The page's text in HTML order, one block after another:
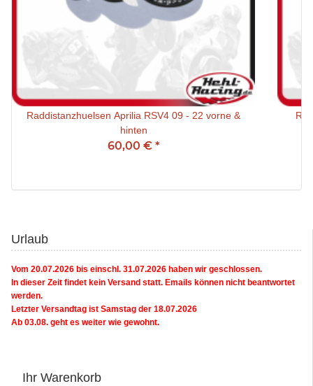
Raddistanzhuelsen Aprilia RSV4 09 - 22 vorne &
hinten
60,00 € *
Urlaub
Vom 20.07.2026 bis einschl. 31.07.2026 haben wir geschlossen.
In dieser Zeit findet kein Versand statt. Emails können nicht beantwortet
werden.
Letzter Versandtag ist Samstag der 18.07.2026
Ab 03.08. geht es weiter wie gewohnt.
Ihr Warenkorb